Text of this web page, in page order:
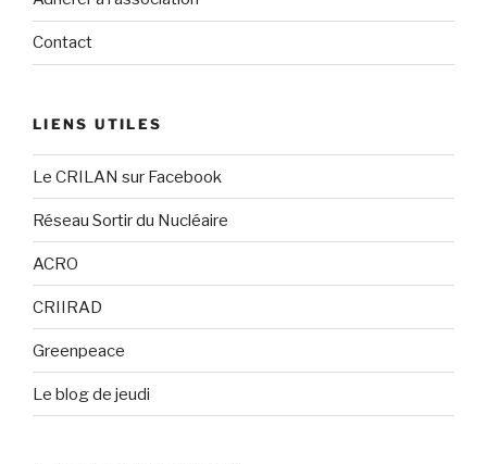
Contact
LIENS UTILES
Le CRILAN sur Facebook
Réseau Sortir du Nucléaire
ACRO
CRIIRAD
Greenpeace
Le blog de jeudi